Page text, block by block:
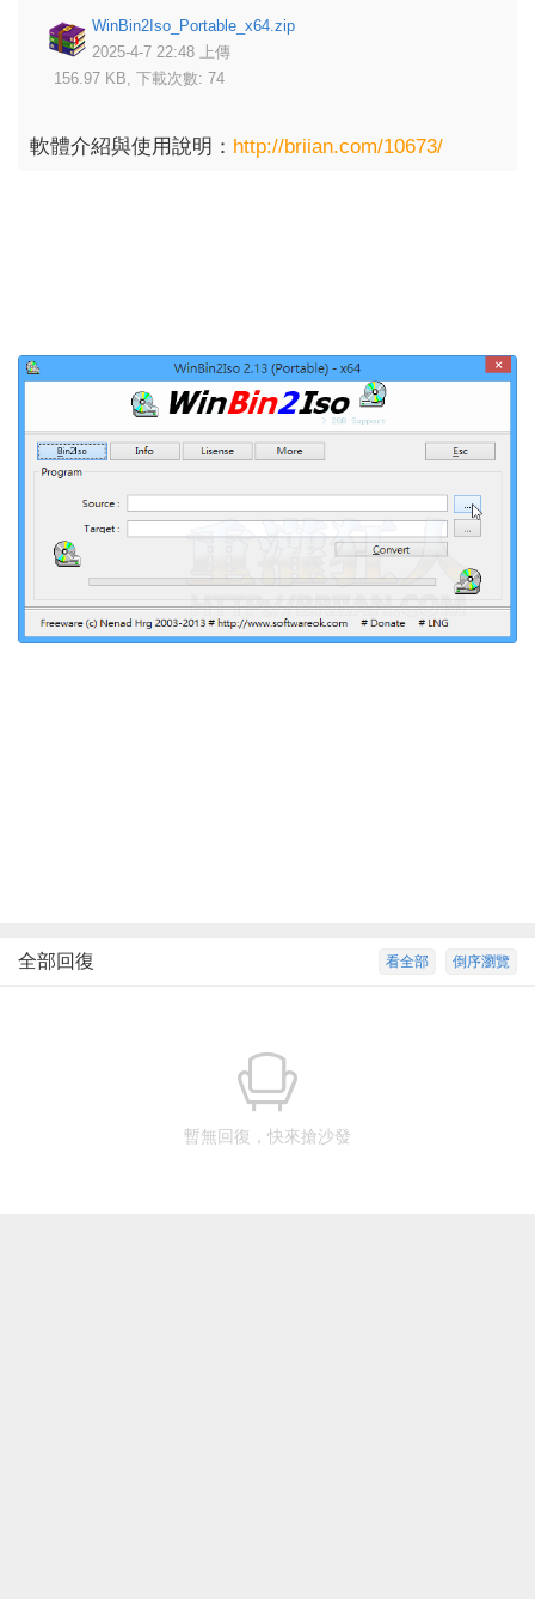
WinBin2Iso_Portable_x64.zip
2025-4-7 22:48 上傳
156.97 KB, 下載次數: 74
軟體介紹與使用說明： http://briian.com/10673/
倒序瀏覽
看全部
全部回復
暫無回復，快來搶沙發